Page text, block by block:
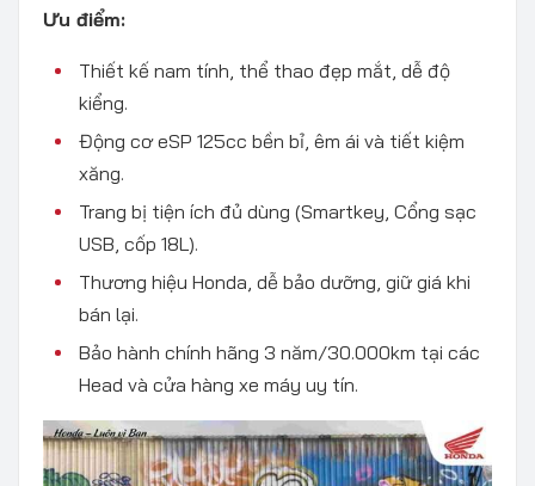
Ưu điểm:
Thiết kế nam tính, thể thao đẹp mắt, dễ độ
kiểng.
Động cơ eSP 125cc bền bỉ, êm ái và tiết kiệm
xăng.
Trang bị tiện ích đủ dùng (Smartkey, Cổng sạc
USB, cốp 18L).
Thương hiệu Honda, dễ bảo dưỡng, giữ giá khi
bán lại.
Bảo hành chính hãng 3 năm/30.000km tại các
Head và cửa hàng xe máy uy tín.